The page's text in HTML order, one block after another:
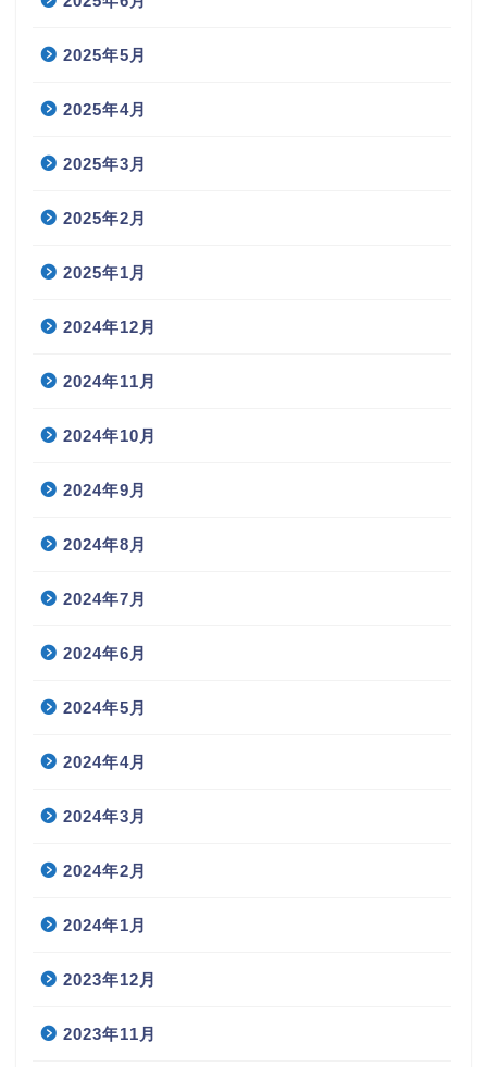
2025年5月
2025年4月
2025年3月
2025年2月
2025年1月
2024年12月
2024年11月
2024年10月
2024年9月
2024年8月
2024年7月
2024年6月
2024年5月
2024年4月
2024年3月
2024年2月
2024年1月
2023年12月
2023年11月